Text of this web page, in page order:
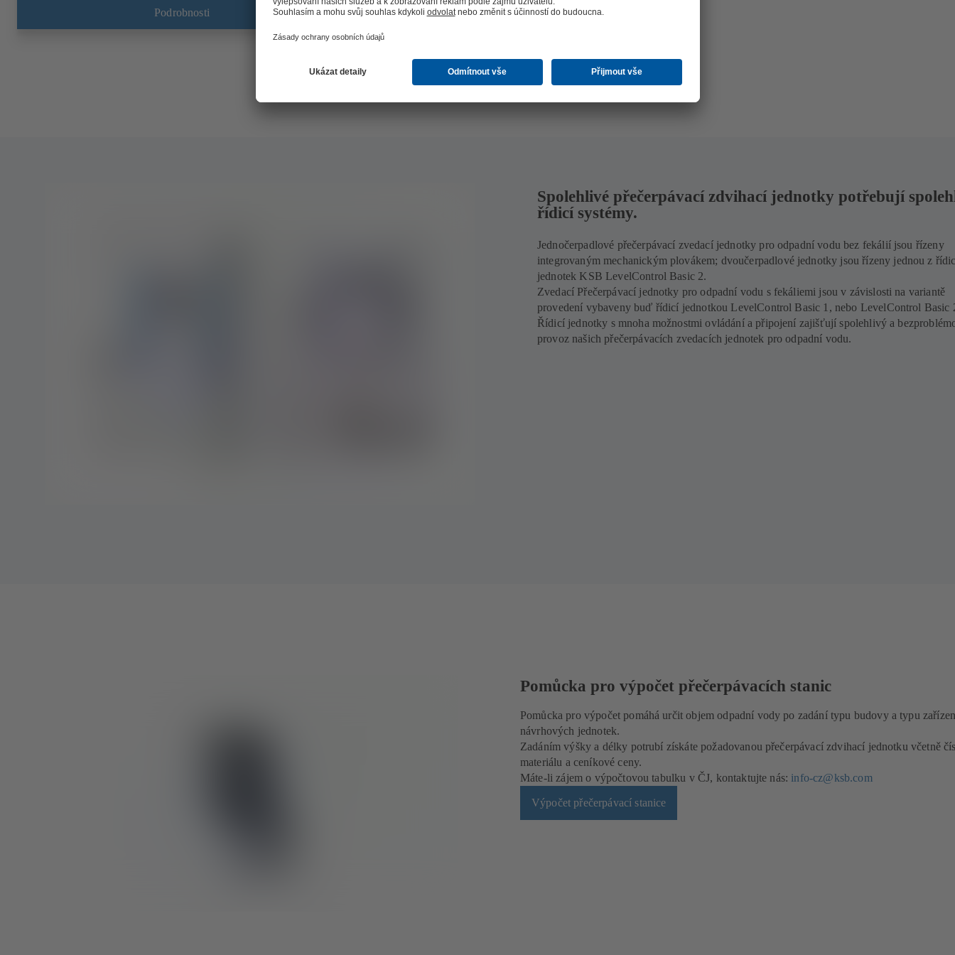
Podrobnosti
Spolehlivé přečerpávací zdvihací jednotky potřebují
řídicí systémy.
Jednočerpadlové přečerpávací zvedací jednotky pro odpadní vodu bez fekálií jsou řízeny
integrovaným mechanickým plovákem; dvoučerpadlové jednotky jsou řízeny jednou z
jednotek KSB LevelControl Basic 2.
Zvedací Přečerpávací jednotky pro odpadní vodu s fekáliemi jsou v závislosti na variantě
provedení vybaveny buď řídicí jednotkou LevelControl Basic 1, nebo LevelControl Basic
Řídicí jednotky s mnoha možnostmi ovládání a připojení zajišťují spolehlivý a
provoz našich přečerpávacích zvedacích jednotek pro odpadní vodu.
Pomůcka pro výpočet přečerpávacích stanic
Pomůcka pro výpočet pomáhá určit objem odpadní vody po zadání typu budovy a typu
návrhových jednotek.
Zadáním výšky a délky potrubí získáte požadovanou přečerpávací zdvihací jednotku včetně
materiálu a ceníkové ceny.
Máte-li zájem o výpočtovou tabulku v ČJ, kontaktujte nás: info-cz@ksb.com
Výpočet přečerpávací stanice